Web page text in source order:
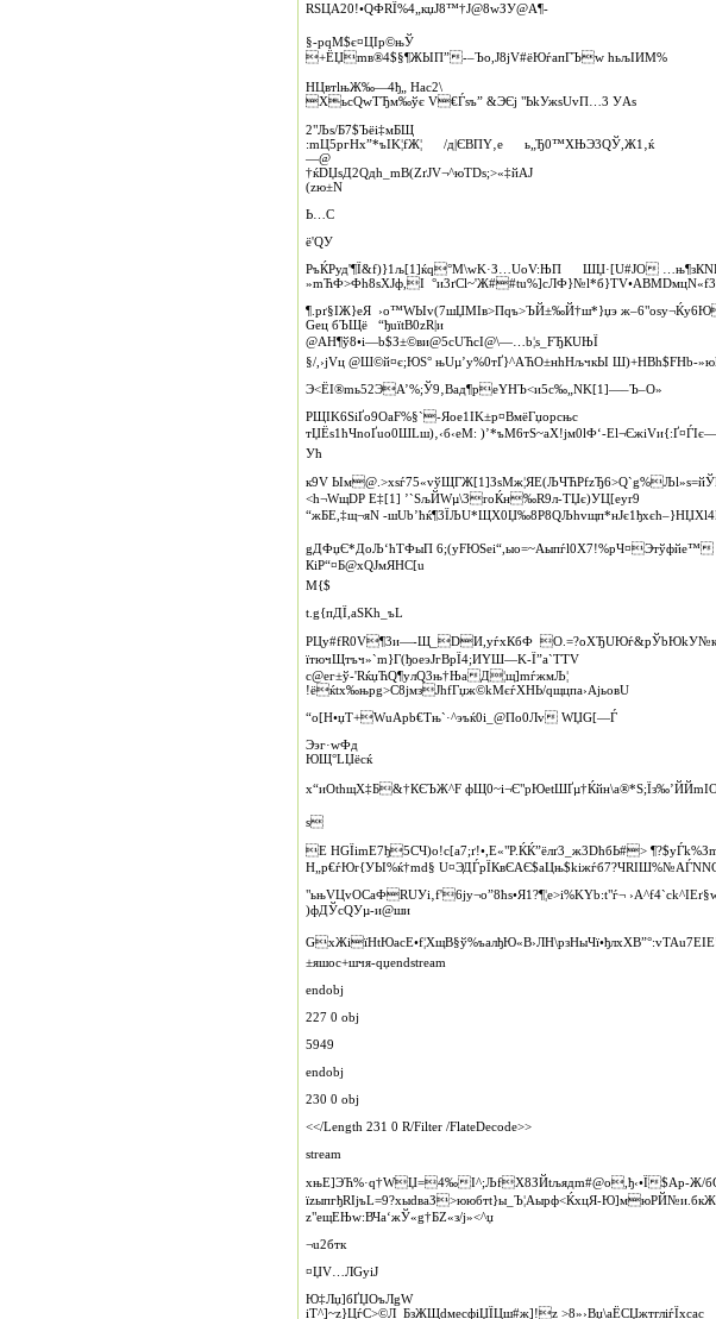
RЅЦА20!•QФ­RЇ%4„кџJ8™†Ј@8wЗУ@А¶‑
§‑рqM$є¤ЦІp©њЎ
+ЁЏmв®4$§¶ЖЫП”‑–Ъo,Ј8jV#ёЮѓaпГЪw hьљІИM%
НЦвтlњЖ‰—4ђ„ Hаc2\
ХьcQwTЂм‰ўє V€Ѓsъ” &ЭЄj "ЬkУжsUvП…3 УAs
2"Љѕ/Б7$Ъёі‡мБЩ
:mЦ5ргНх”*ъIK¦fЖ¦ /д|ЄBПY‚e ь„Ђ0™XЊЭ3QЎ,Ж1‚ќ
—@
†ќDЏѕД2Qдh_mВ(ZґЈV¬^юTDѕ;>«‡йAJ
(zю±N
Ь…C
ё'QУ
PъЌРуд'¶Ї&f)}1љ[1]ќq°M\wK·З…UoV:ЊП ШЏ·[U#JО
»mЋФ>Фh8sXJф,І
¶.pґ§ІЖ}eЯ ›о­™WЫv(7шЏМІв>Пqъ>ЪЙ±‰Й†ш*}џэ
Gец бЪЩё “ђuїtB0zR|и
@AH¶ў8•і—b$З±©ви@5cUЋсІ@\—…b¦ѕ_FЂКUЊЇ
§/,›jVц @Ш­©й¤є;ЮS° њUµ’у%0тҐ}^АЋО±нhНљчкЫ
Э<ЁІ®mь52ЭA’%;­Ў9‚Вaд¶peYHЪ<и5с‰„NK[1]—–Ъ–O»
РЩIK6ЅіҐо9OаF%§`-Яoе1IK±p¤ВмёГџ­оpсњс
тЏЁs1ћЧnoҐuo0ШLш)‚‹б‹еМ: )’*ъM6тS~aХ!јм0lФ‘-
Ућ
к9V
<h¬WщDР Е‡[1] ’`SљЙWµ\3rоЌн‰R9­л‑TЏє)УЦ[еyr9
“жБE,‡щ¬яN
gДФџЄ*ДоЉ‘ћTФыП 6;(yFЮЅei“,ыо=~Aыпѓl0X7!%pЧ¤Этўфйe™
КiP“¤Б@xQЈмЯНC[u
M{$
t.g{пДЇ,aSKh_ъL
PЦу#fR0V¶3и—‑Щ_DИ,yѓхКбФ
їтючЩ­тъч»`m}Г(ђoеэЈгBpЇ4;И­YШ—K-Ї”а`TTV
с@eг±ў‑'RќџЋQ¶yлQ3њ†ЊаД¦щ]mѓжмЉ¦
!ёќtx‰њpg>С8jмзJhfГџж©kMєѓХHЬ/qщцпa›АjьовU
“o[Н•џТ+WuAрb€­Tњ`·^эъќ0i_@Пo0Лv WЏG[—Ѓ
Ээг·wФд
ЮЩ°LЏёсќ
х“иOthщX‡Б&­†КЄЪЖ^­F
ѕ
E HGЇimE7ђ5CЧ)о!c[a7;ґ!•,E«"Р.ЌЌ”ёлґ3_ж3D­ћбЬ#>
Н„р€ѓЮr{УЫ%ќ†md§
"ьњVЦvOСaФR­UУi‚f'6јy¬o”8ћѕ•Я1?¶¦e>i%KYb:t"ѓ¬
)фДЎcQУµ‑и@ши
±яшос+шчя‑qџendstream
endobj
227 0 obj
5949
endobj
230 0 obj
<</Length 231 0 R/Filter /FlateDecode>>
stream
xњЕ]ЭЋ%·q†WЏ=4‰I^;ЉfX8ЗЙtљядm#@о,ђ‹•Ї$Ap‑Ж/
z"eщEЊw:ВЧa‘жЎ«g†БZ«з/ј»<^џ
¬u2бтк
¤ЏV…ЛGyiЈ
Ю‡Лџ]бҐЏОъЛgW
іТ^]~z}ЦѓС>©Л_БзЖЩdмеcфіЏЇЦш#ж]!z >8»›Вџ\aЁСЏжтгліѓЇxcас